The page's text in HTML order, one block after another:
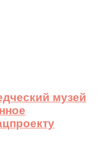
музей